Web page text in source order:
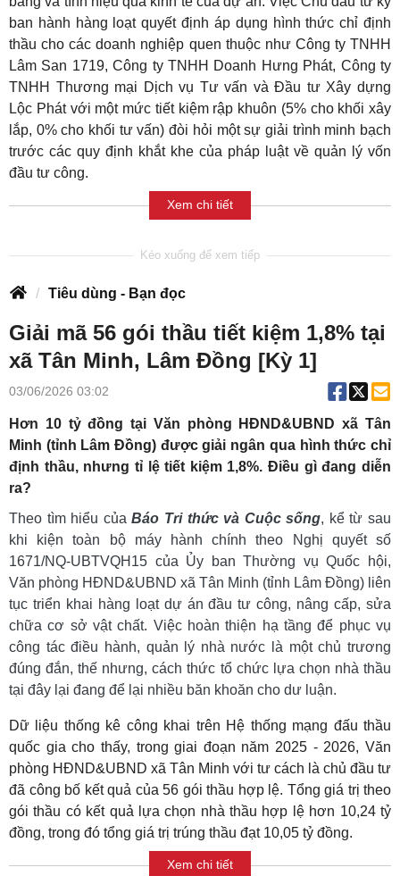
ban hành hàng loạt quyết định áp dụng hình thức chỉ định
thầu cho các doanh nghiệp quen thuộc như Công ty TNHH
Lâm San 1719, Công ty TNHH Doanh Hưng Phát, Công ty
TNHH Thương mại Dịch vụ Tư vấn và Đầu tư Xây dựng
Lộc Phát với một mức tiết kiệm rập khuôn (5% cho khối xây
lắp, 0% cho khối tư vấn) đòi hỏi một sự giải trình minh bạch
trước các quy định khắt khe của pháp luật về quản lý vốn
đầu tư công.
Xem chi tiết
Tiêu dùng - Bạn đọc
Giải mã 56 gói thầu tiết kiệm 1,8% tại
xã Tân Minh, Lâm Đồng [Kỳ 1]
03/06/2026 03:02
Hơn 10 tỷ đồng tại Văn phòng HĐND&UBND xã Tân
Minh (tỉnh Lâm Đồng) được giải ngân qua hình thức chỉ
định thầu, nhưng tỉ lệ tiết kiệm 1,8%. Điều gì đang diễn
ra?
Theo tìm hiểu củaBáo Tri thức và Cuộc sống, kể từ sau
khi kiện toàn bộ máy hành chính theo Nghị quyết số
1671/NQ-UBTVQH15 của Ủy ban Thường vụ Quốc hội,
Văn phòng HĐND&UBND xã Tân Minh (tỉnh Lâm Đồng) liên
tục triển khai hàng loạt dự án đầu tư công, nâng cấp, sửa
chữa cơ sở vật chất. Việc hoàn thiện hạ tầng để phục vụ
công tác điều hành, quản lý nhà nước là một chủ trương
đúng đắn, thế nhưng, cách thức tổ chức lựa chọn nhà thầu
tại đây lại đang để lại nhiều băn khoăn cho dư luận.
Dữ liệu thống kê công khai trên Hệ thống mạng đấu thầu
quốc gia cho thấy, trong giai đoạn năm 2025 - 2026, Văn
phòng HĐND&UBND xã Tân Minh với tư cách là chủ đầu tư
đã công bố kết quả của 56 gói thầu hợp lệ. Tổng giá trị theo
gói thầu có kết quả lựa chọn nhà thầu hợp lệ hơn 10,24 tỷ
đồng, trong đó tổng giá trị trúng thầu đạt 10,05 tỷ đồng.
Xem chi tiết